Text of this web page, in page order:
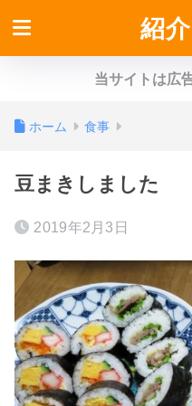
紹
当サイトは広
ホーム 食事
豆まきしました
2019年2月3日